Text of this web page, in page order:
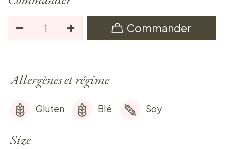
Commander
Allergènes et régime
Gluten Blé Soy
Size